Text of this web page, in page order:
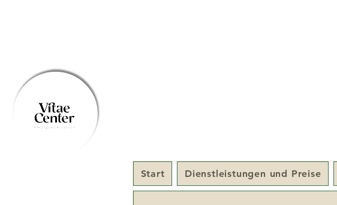
Start Dienstleistungen und Preise